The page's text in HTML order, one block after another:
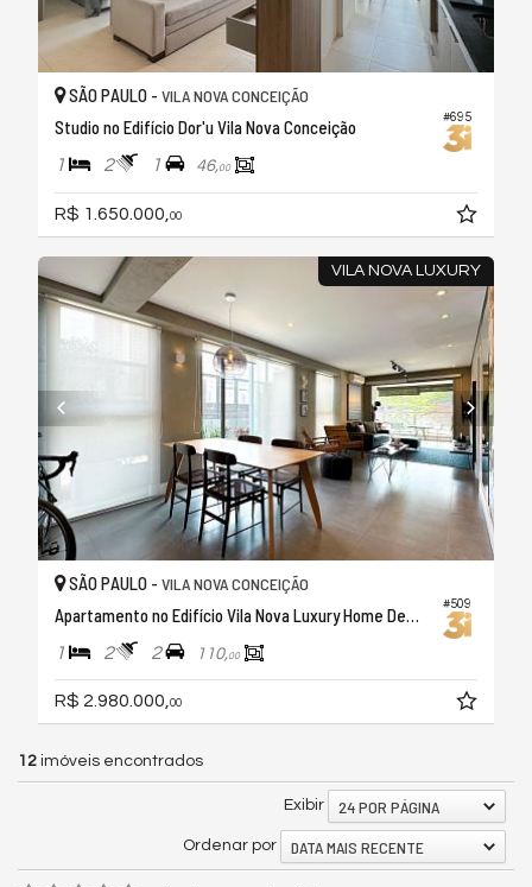
#695
SÃO PAULO - VILA NOVA CONCEIÇÃO
Studio no Edifício Dor'u Vila Nova Conceição
1 2 1 46,00
R$ 1.650.000, 00
VILA NOVA LUXURY
#509
SÃO PAULO - VILA NOVA CONCEIÇÃO
Apartamento no Edifício Vila Nova Luxury Home Design
1 2 2 110,00
R$ 2.980.000,00
12 imóveis encontrados
Exibir 24 POR PÁGINA
Ordenar por DATA MAIS RECENTE